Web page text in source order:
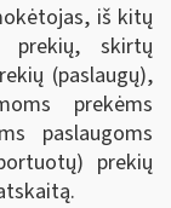
iš kitų
prekių, skirtų
(paslaugų),
prekėms
paslaugoms
prekių